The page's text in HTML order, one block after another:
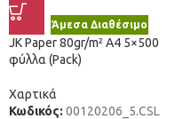
Άμεσα Διαθέσιμο
JK Paper 80gr/m² A4 5×500
φύλλα (Pack)
Χαρτικά
Κωδικός: 00120206_5.CSL